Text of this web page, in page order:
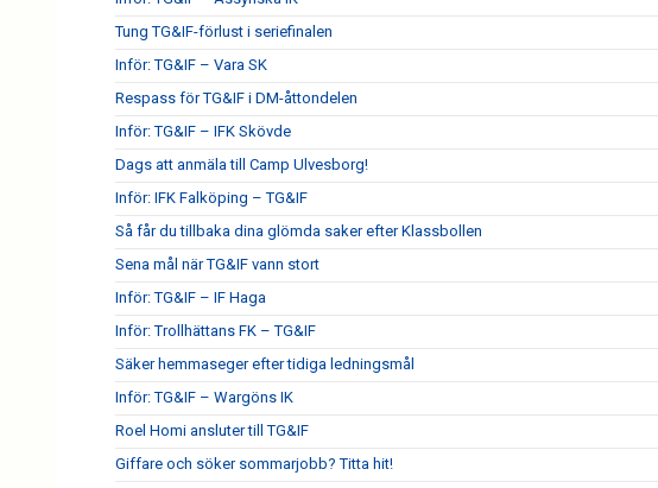
Tung TG&IF-förlust i seriefinalen
Inför: TG&IF – Vara SK
Respass för TG&IF i DM-åttondelen
Inför: TG&IF – IFK Skövde
Dags att anmäla till Camp Ulvesborg!
Inför: IFK Falköping – TG&IF
Så får du tillbaka dina glömda saker efter Klassbollen
Sena mål när TG&IF vann stort
Inför: TG&IF – IF Haga
Inför: Trollhättans FK – TG&IF
Säker hemmaseger efter tidiga ledningsmål
Inför: TG&IF – Wargöns IK
Roel Homi ansluter till TG&IF
Giffare och söker sommarjobb? Titta hit!